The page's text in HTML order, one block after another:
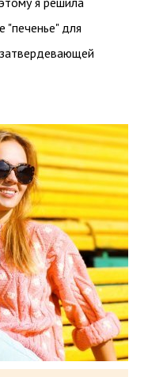
"печенье" для